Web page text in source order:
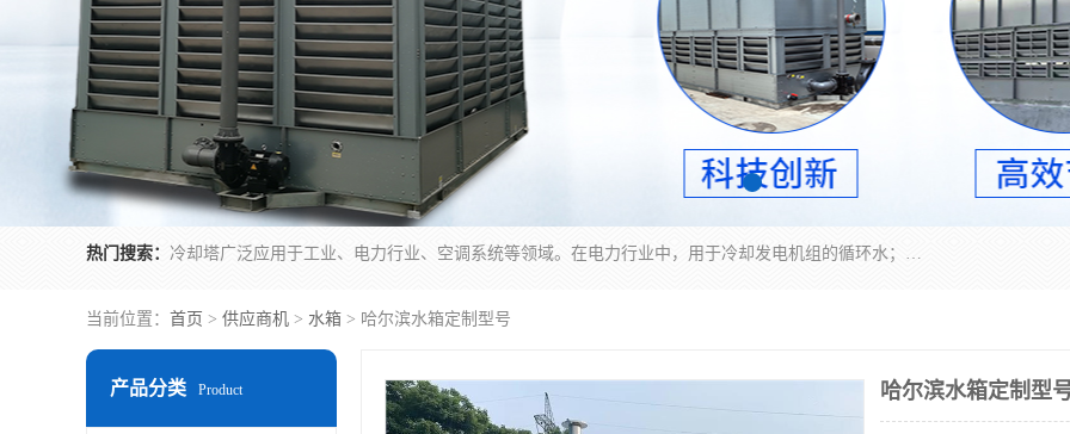
热门搜索： 冷却塔广泛应用于工业、电力行业、空调系统等领域。在电力行业中，用于冷却发电机组的循环水；在工业生产中，如化工、冶金等行业，可降低生产过程中产生的热量；在空调系统中，为空调设备提供冷却水源
当前位置： 首页 > 供应商机 > 水箱 > 哈尔滨水箱定制型号
产品分类 Product 哈尔滨水箱定制型